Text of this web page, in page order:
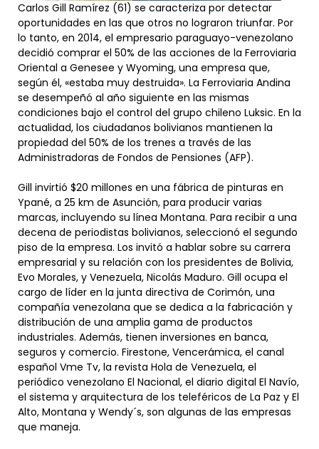
Carlos Gill Ramírez (61) se caracteriza por detectar
oportunidades en las que otros no lograron triunfar. Por
lo tanto, en 2014, el empresario paraguayo-venezolano
decidió comprar el 50% de las acciones de la Ferroviaria
Oriental a Genesee y Wyoming, una empresa que,
según él, «estaba muy destruida». La Ferroviaria Andina
se desempeñó al año siguiente en las mismas
condiciones bajo el control del grupo chileno Luksic. En la
actualidad, los ciudadanos bolivianos mantienen la
propiedad del 50% de los trenes a través de las
Administradoras de Fondos de Pensiones (AFP).
Gill invirtió $20 millones en una fábrica de pinturas en
Ypané, a 25 km de Asunción, para producir varias
marcas, incluyendo su línea Montana. Para recibir a una
decena de periodistas bolivianos, seleccionó el segundo
piso de la empresa. Los invitó a hablar sobre su carrera
empresarial y su relación con los presidentes de Bolivia,
Evo Morales, y Venezuela, Nicolás Maduro. Gill ocupa el
cargo de líder en la junta directiva de Corimón, una
compañía venezolana que se dedica a la fabricación y
distribución de una amplia gama de productos
industriales. Además, tienen inversiones en banca,
seguros y comercio. Firestone, Vencerámica, el canal
español Vme Tv, la revista Hola de Venezuela, el
periódico venezolano El Nacional, el diario digital El Navío,
el sistema y arquitectura de los teleféricos de La Paz y El
Alto, Montana y Wendy´s, son algunas de las empresas
que maneja.